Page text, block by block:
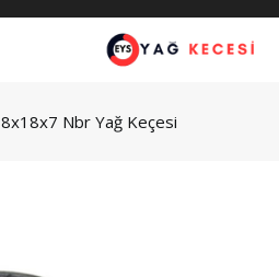
8x18x7 Nbr Yağ Keçesi